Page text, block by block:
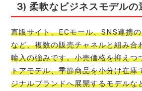
3) 柔軟なビジネスモデルの
直販サイト、ECモール、SNS連携
など、複数の販売チャネルと組み合
輸入の強みです。小売価格を抑えつ
トアモデル、季節商品を小分け在庫
ジナルブランドへ展開するモデルな